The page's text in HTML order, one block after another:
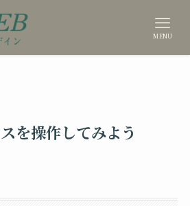
MENU
を操作してみよう